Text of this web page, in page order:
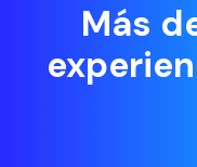
Más